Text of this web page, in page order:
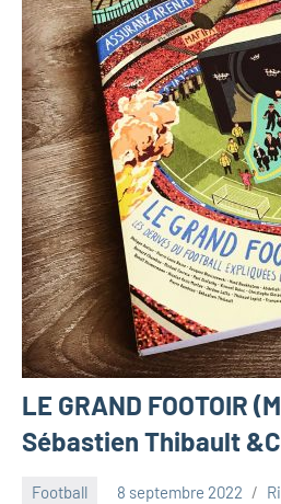
LE GRAND FOOTOIR
Sébastien Thibault
Football 8 septembre 2022